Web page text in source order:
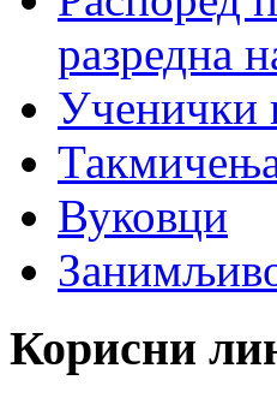
разредна
Ученички
Вуковци
Корисни